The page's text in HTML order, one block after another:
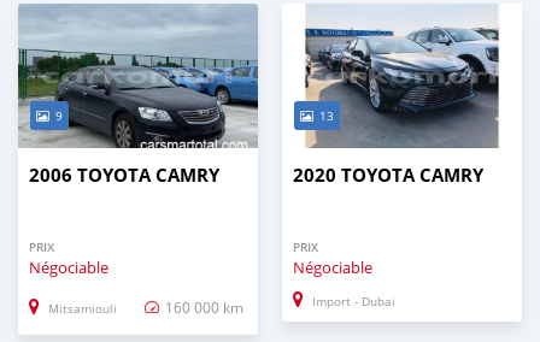
9
2006 TOYOTA CAMRY
PRIX
Négociable
Mitsamiouli 160 000 km
13
2020 TOYOTA CAMRY
PRIX
Négociable
Import - Dubai